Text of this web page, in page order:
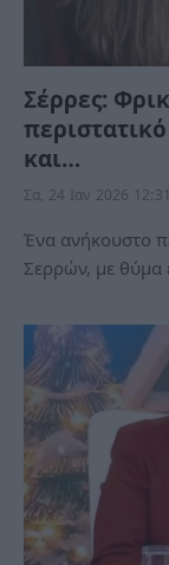
Σέρρες:
και…
Σα, 24 Ιαν 2026 12:31
Ένα ανήκουστο
Σερρών, με θύμα